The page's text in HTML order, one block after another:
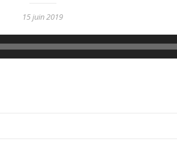
15 juin 2019